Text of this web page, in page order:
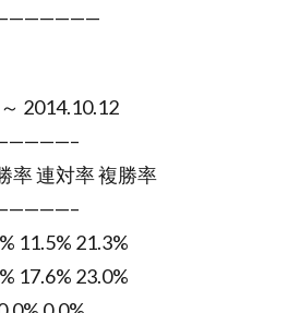
2014.10.12
率 連対率 複勝率
11.5% 21.3%
17.6% 23.0%